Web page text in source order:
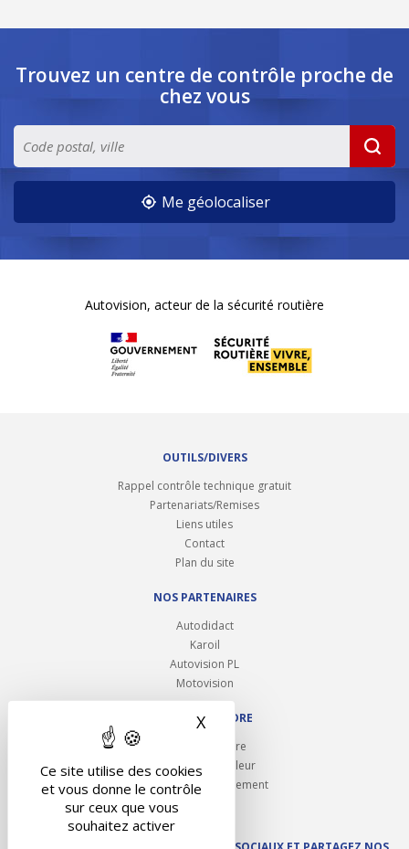
Ce site utilise des cookies
et vous donne le contrôle
sur ceux que vous
souhaitez activer
X Masquer le bandeau des
Trouvez un centre de contrôle proche de
chez vous
Me géolocaliser
Autovision, acteur de la sécurité routière
OUTILS/DIVERS
Rappel contrôle technique gratuit
Partenariats/Remises
Liens utiles
Contact
Plan du site
NOS PARTENAIRES
Autodidact
Karoil
Autovision PL
Motovision
NOUS REJOINDRE
Ouvrir un centre
Devenez contrôleur
Carrières et recrutement